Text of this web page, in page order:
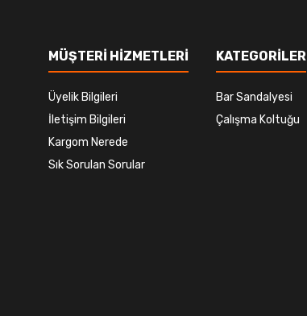
MÜŞTERİ HİZMETLERİ
Üyelik Bilgileri
İletişim Bilgileri
Kargom Nerede
Sık Sorulan Sorular
KATEGORİLER
Bar Sandalyesi
Çalışma Koltuğu